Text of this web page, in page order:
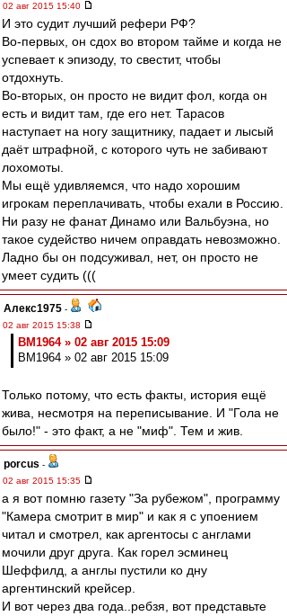
02 авг 2015 15:40
И это судит лучший рефери РФ?
Во-первых, он сдох во втором тайме и когда не
успевает к эпизоду, то свестит, чтобы
отдохнуть.
Во-вторых, он просто не видит фол, когда он
есть и видит там, где его нет. Тарасов
наступает на ногу защитнику, падает и лысый
даёт штрафной, с которого чуть не забивают
лохомоты.
Мы ещё удивляемся, что надо хорошим
игрокам переплачивать, чтобы ехали в Россию.
Ни разу не фанат Динамо или Вальбуэна, но
такое судейство ничем оправдать невозможно.
Ладно бы он подсуживал, нет, он просто не
умеет судить (((
Алекс1975 -
02 авг 2015 15:38
BM1964 » 02 авг 2015 15:09
BM1964 » 02 авг 2015 15:09
Только потому, что есть факты, история ещё
жива, несмотря на переписывание. И "Гола не
было!" - это факт, а не "миф". Тем и жив.
porcus -
02 авг 2015 15:35
а я вот помню газету "За рубежом", программу
"Камера смотрит в мир" и как я с упоением
читал и смотрел, как аргентосы с англами
мочили друг друга. Как горел эсминец
Шеффилд, а англы пустили ко дну
аргентинский крейсер.
И вот через два года..ребзя, вот представьте